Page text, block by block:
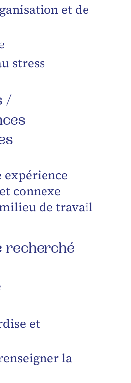
et de
stress
/
expérience
connexe
de travail
recherché
et
la